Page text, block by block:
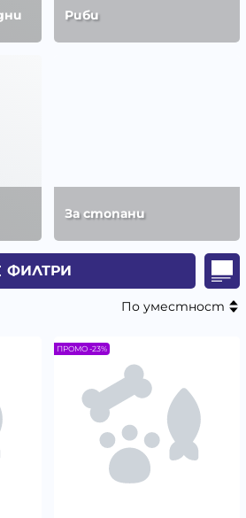
Риби
За стопани
ФИЛТРИ
По уместност
ПРОМО -23%